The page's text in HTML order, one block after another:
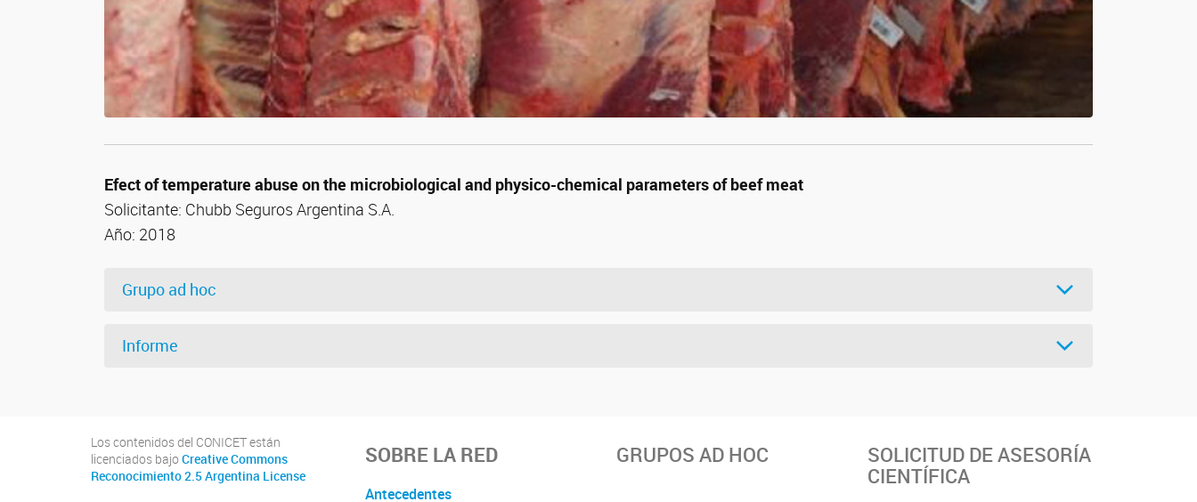
Efect of temperature abuse on the microbiological and physico-chemical parameters of beef meat
Solicitante: Chubb Seguros Argentina S.A.
Año: 2018
Grupo ad hoc
Informe
Los contenidos del CONICET están
licenciados bajo Creative Commons
Reconocimiento 2.5 Argentina License
SOBRE LA RED
Antecedentes
GRUPOS AD HOC SOLICITUD DE ASESORÍA
CIENTÍFICA